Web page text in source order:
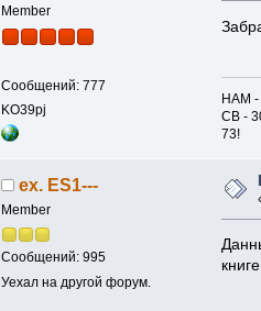
Member
Сообщений: 777
KO39pj
HAM
CB -
73!
ex. ES1---
Member
Сообщений: 995
Уехал на другой форум.